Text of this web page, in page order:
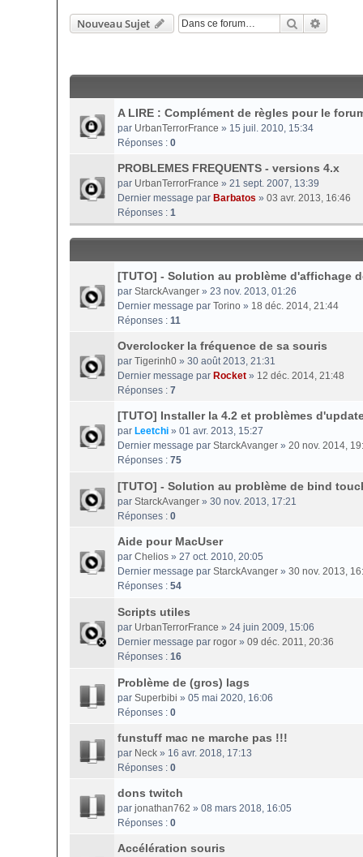
Nouveau Sujet Rechercher
A LIRE : Complément de règles pour le
par UrbanTerrorFrance » 15 juil. 2010, 15:34
Réponses : 0
PROBLEMES FREQUENTS - versions 4.x
par UrbanTerrorFrance » 21 sept. 2007, 13:39
Dernier message par Barbatos » 03 avr. 2013, 16:46
Réponses : 1
[TUTO] - Solution au problème d'affichage
par StarckAvanger » 23 nov. 2013, 01:26
Dernier message par Torino » 18 déc. 2014, 21:44
Réponses : 11
Overclocker la fréquence de sa souris
par Tigerinh0 » 30 août 2013, 21:31
Dernier message par Rocket » 12 déc. 2014, 21:48
Réponses : 7
[TUTO] Installer la 4.2 et problèmes
par Leetchi » 01 avr. 2013, 15:27
Dernier message par StarckAvanger » 20 nov. 2014,
Réponses : 75
[TUTO] - Solution au problème de bind
par StarckAvanger » 30 nov. 2013, 17:21
Réponses : 0
Aide pour MacUser
par Chelios » 27 oct. 2010, 20:05
Dernier message par StarckAvanger » 30 nov. 2013,
Réponses : 54
Scripts utiles
par UrbanTerrorFrance » 24 juin 2009, 15:06
Dernier message par rogor » 09 déc. 2011, 20:36
Réponses : 16
Problème de (gros) lags
par Superbibi » 05 mai 2020, 16:06
Réponses : 0
funstuff mac ne marche pas !!!
par Neck » 16 avr. 2018, 17:13
Réponses : 0
dons twitch
par jonathan762 » 08 mars 2018, 16:05
Réponses : 0
Accélération souris